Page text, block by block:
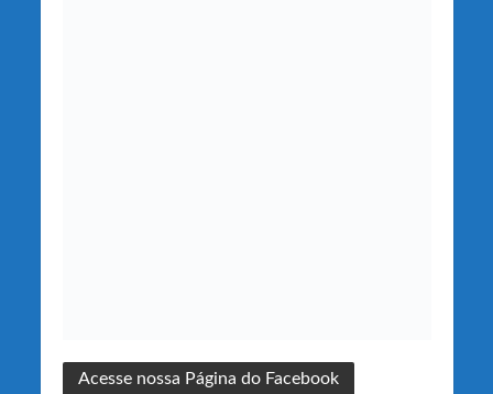
Acesse nossa Página do Facebook